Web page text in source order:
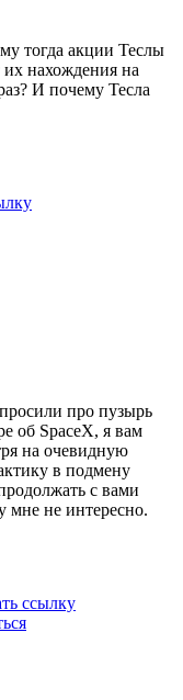
тогда акции Теслы
их нахождения на
И почему Тесла
про пузырь
об SpaceX, я вам
на очевидную
в подмену
с вами
мне не интересно.
ссылку